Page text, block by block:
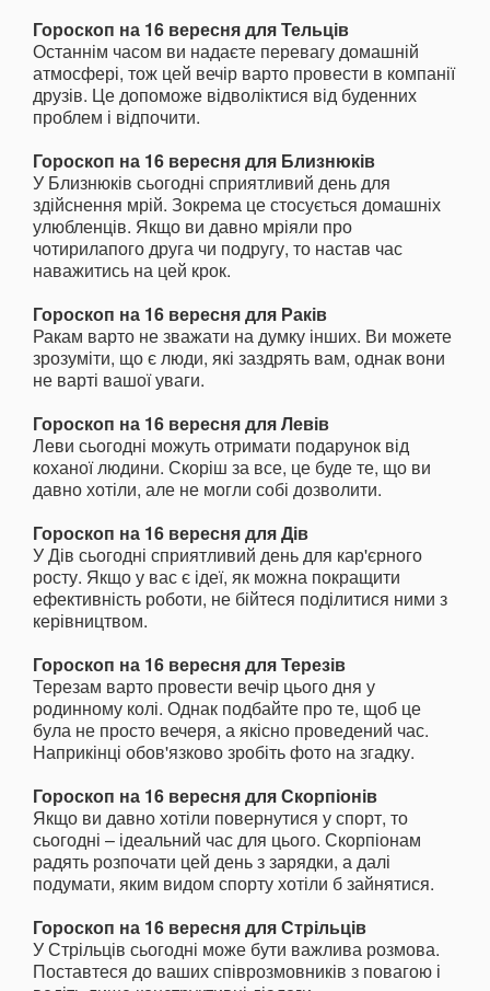
Гороскоп на 16 вересня для Тельців
Останнім часом ви надаєте перевагу домашній
атмосфері, тож цей вечір варто провести в компанії
друзів. Це допоможе відволіктися від буденних
проблем і відпочити.
Гороскоп на 16 вересня для Близнюків
У Близнюків сьогодні сприятливий день для
здійснення мрій. Зокрема це стосується домашніх
улюбленців. Якщо ви давно мріяли про
чотирилапого друга чи подругу, то настав час
наважитись на цей крок.
Гороскоп на 16 вересня для Раків
Ракам варто не зважати на думку інших. Ви можете
зрозуміти, що є люди, які заздрять вам, однак вони
не варті вашої уваги.
Гороскоп на 16 вересня для Левів
Леви сьогодні можуть отримати подарунок від
коханої людини. Скоріш за все, це буде те, що ви
давно хотіли, але не могли собі дозволити.
Гороскоп на 16 вересня для Дів
У Дів сьогодні сприятливий день для кар'єрного
росту. Якщо у вас є ідеї, як можна покращити
ефективність роботи, не бійтеся поділитися ними з
керівництвом.
Гороскоп на 16 вересня для Терезів
Терезам варто провести вечір цього дня у
родинному колі. Однак подбайте про те, щоб це
була не просто вечеря, а якісно проведений час.
Наприкінці обов'язково зробіть фото на згадку.
Гороскоп на 16 вересня для Скорпіонів
Якщо ви давно хотіли повернутися у спорт, то
сьогодні – ідеальний час для цього. Скорпіонам
радять розпочати цей день з зарядки, а далі
подумати, яким видом спорту хотіли б зайнятися.
Гороскоп на 16 вересня для Стрільців
У Стрільців сьогодні може бути важлива розмова.
Поставтеся до ваших співрозмовників з повагою і